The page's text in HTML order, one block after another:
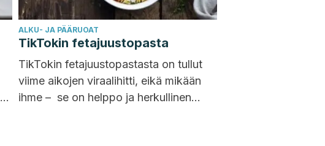
ALKU- JA PÄÄRUOAT
TikTokin fetajuustopasta
TikTokin fetajuustopastasta on tullut
viime aikojen viraalihitti, eikä mikään
ihme – se on helppo ja herkullinen